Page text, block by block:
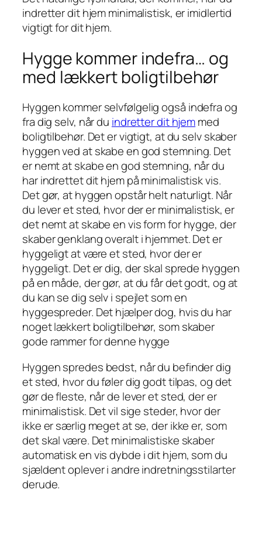
indretter dit hjem minimalistisk, er imidlertid
vigtigt for dit hjem.
Hygge kommer indefra… og
med lækkert boligtilbehør
Hyggen kommer selvfølgelig også indefra og
fra dig selv, når du indretter dit hjemmed
boligtilbehør. Det er vigtigt, at du selv skaber
hyggen ved at skabe en god stemning. Det
er nemt at skabe en god stemning, når du
har indrettet dit hjem på minimalistisk vis.
Det gør, at hyggen opstår helt naturligt. Når
du lever et sted, hvor der er minimalistisk, er
det nemt at skabe en vis form for hygge, der
skaber genklang overalt i hjemmet. Det er
hyggeligt at være et sted, hvor der er
hyggeligt. Det er dig, der skal sprede hyggen
på en måde, der gør, at du får det godt, og at
du kan se dig selv i spejlet som en
hyggespreder. Det hjælper dog, hvis du har
noget lækkert boligtilbehør, som skaber
gode rammer for denne hygge
Hyggen spredes bedst, når du befinder dig
et sted, hvor du føler dig godt tilpas, og det
gør de fleste, når de lever et sted, der er
minimalistisk. Det vil sige steder, hvor der
ikke er særlig meget at se, der ikke er, som
det skal være. Det minimalistiske skaber
automatisk en vis dybde i dit hjem, som du
sjældent oplever i andre indretningsstilarter
derude.